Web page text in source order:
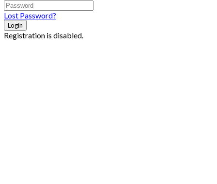
Lost Password?
Login
Registration is disabled.